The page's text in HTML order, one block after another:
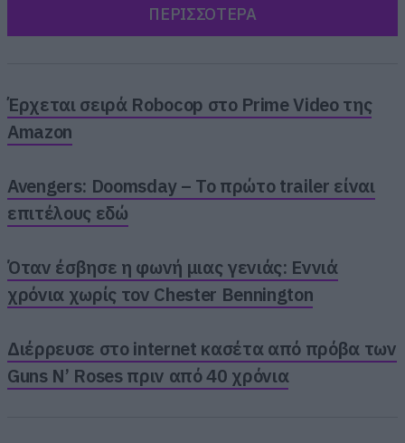
στο Fan Expo New Orleans, αφήνοντας να
επιτρέπεται πραγματικά να πω κάτι. Είμαι όμως
πάρα πολύ ενθουσιασμένος για την ταινία.
ξανά όλοι μαζί”. Πολλοί από τους βασικούς
ανθρώπους πίσω από τις κάμερες επιστρέφουν.
το σενάριο και είναι και στην παραγωγή. Είναι
ουσιαστικά η αρχική δημιουργική ομάδα που
είναι μια πολύ διασκεδαστική εξερεύνηση ενός
χαρακτήρα που όλοι αγαπάμε. Και πραγματικά
ΠΕΡΙΣΣΟΤΕΡΑ
Έρχεται σειρά Robocop στο Prime Video της
Amazon
Avengers: Doomsday – Το πρώτο trailer είναι
επιτέλους εδώ
Όταν έσβησε η φωνή μιας γενιάς: Εννιά
χρόνια χωρίς τον Chester Bennington
Διέρρευσε στο internet κασέτα από πρόβα των
Guns N’ Roses πριν από 40 χρόνια